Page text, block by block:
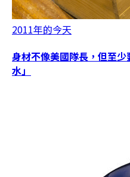
2011年的今天
身材不像美國隊長，但至
水」